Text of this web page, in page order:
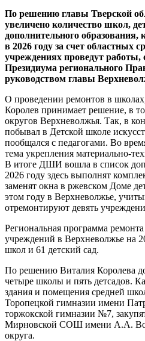
По решению главы Тверской
увеличено количество школ,
дополнительного образования,
в 2026 году за счет областных
учреждениях проведут работы,
Президиума регионального
руководством главы
О проведении ремонтов в
Королев принимает решение, в
округов Верхневолжья. Так, в
побывал в Детской школе
пообщался с педагогами. Во
тема укрепления материально-
В итоге ДШИ вошла в список
2026 году здесь выполнят
заменят окна в ржевском Доме
этом году в Верхневолжье,
отремонтируют девять
Региональная программа
учреждений в Верхневолжье на
школ и 61 детский сад.
По решению Виталия Королева
четыре школы и пять детсадов.
здания и помещения средней
Торопецкой гимназии имени
торжокской гимназии №7,
Мирновской СОШ имени А.А.
округа.